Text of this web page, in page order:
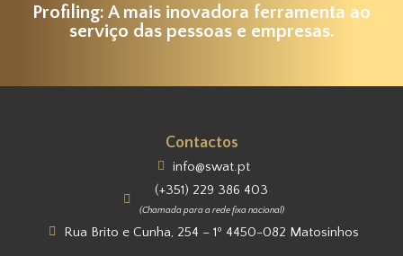
Profiling: A mais inovadora ferramenta ao
serviço das pessoas e empresas.
Contactos
info@swat.pt
(+351) 229 386 403
(Chamada para a rede fixa nacional)
Rua Brito e Cunha, 254 – 1º 4450-082 Matosinhos